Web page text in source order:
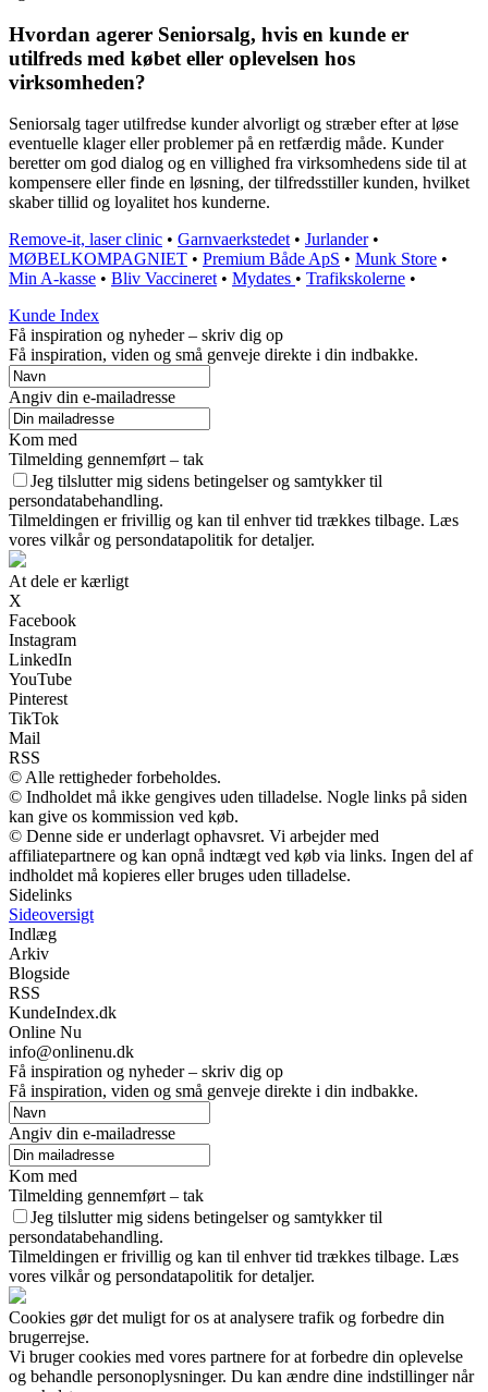
Hvordan agerer Seniorsalg, hvis en kunde er
utilfreds med købet eller oplevelsen hos
virksomheden?
Seniorsalg tager utilfredse kunder alvorligt og stræber efter at løse
eventuelle klager eller problemer på en retfærdig måde. Kunder
beretter om god dialog og en villighed fra virksomhedens side til at
kompensere eller finde en løsning, der tilfredsstiller kunden, hvilket
skaber tillid og loyalitet hos kunderne.
Remove-it, laser clinic • Garnvaerkstedet• Jurlander•
MØBELKOMPAGNIET • Premium Både ApS • Munk Store •
Min A-kasse • Bliv Vaccineret• Mydates • Trafikskolerne •
Kunde Index
Få inspiration og nyheder – skriv dig op
Få inspiration, viden og små genveje direkte i din indbakke.
Angiv din e-mailadresse
Kom med
Tilmelding gennemført – tak
Jeg tilslutter mig sidens betingelser og samtykker til
persondatabehandling.
Tilmeldingen er frivillig og kan til enhver tid trækkes tilbage. Læs
vores vilkår og persondatapolitik for detaljer.
At dele er kærligt
X
Facebook
Instagram
LinkedIn
YouTube
Pinterest
TikTok
Mail
RSS
© Alle rettigheder forbeholdes.
© Indholdet må ikke gengives uden tilladelse. Nogle links på siden
kan give os kommission ved køb.
© Denne side er underlagt ophavsret. Vi arbejder med
affiliatepartnere og kan opnå indtægt ved køb via links. Ingen del af
indholdet må kopieres eller bruges uden tilladelse.
Sidelinks
Sideoversigt
Indlæg
Arkiv
Blogside
RSS
KundeIndex.dk
Online Nu
info@onlinenu.dk
Få inspiration og nyheder – skriv dig op
Få inspiration, viden og små genveje direkte i din indbakke.
Angiv din e-mailadresse
Kom med
Tilmelding gennemført – tak
Jeg tilslutter mig sidens betingelser og samtykker til
persondatabehandling.
Tilmeldingen er frivillig og kan til enhver tid trækkes tilbage. Læs
vores vilkår og persondatapolitik for detaljer.
Cookies gør det muligt for os at analysere trafik og forbedre din
brugerrejse.
Vi bruger cookies med vores partnere for at forbedre din oplevelse
og behandle personoplysninger. Du kan ændre dine indstillinger når